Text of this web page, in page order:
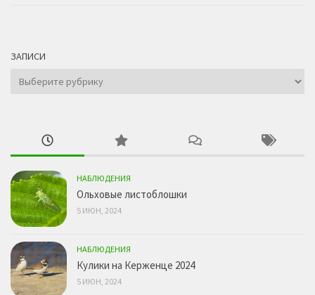
ЗАПИСИ
Записи
НАБЛЮДЕНИЯ
Ольховые листоблошки
5 ИЮН, 2024
НАБЛЮДЕНИЯ
Кулики на Керженце 2024
5 ИЮН, 2024